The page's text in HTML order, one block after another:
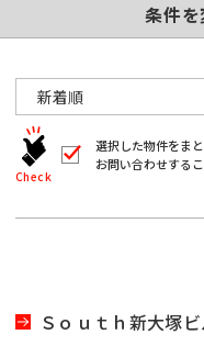
条件
千
葉
埼
玉
北
海
宮
知
川
葉
埼
玉
全
角
で
入
※
キ
Check
選択した物件をま
お問い合わせするこ
Ｓｏｕｔｈ新大塚
る
自
動
的
に
削
除